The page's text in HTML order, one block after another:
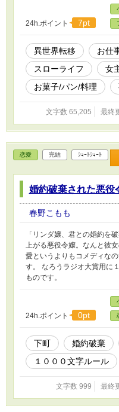
ウは、自分を徐々に追い詰
24h.ポイント
7pt
異世界転移 お仕
スローライフ
女
お菓子/パン/料理
文字数 65,205 最終
恋愛 完結 ｼｮｰﾄｼｮｰﾄ
婚約破棄された悪役
春野こもも
「リンダ嬢、君との婚約
上がる悪役令嬢。なんと彼
愛というよりもコメディな
す。 なろうラジオ大賞用に
ものです。
24h.ポイント 0pt
下町 婚約破棄
１０００文字ルール
文字数 999 最終